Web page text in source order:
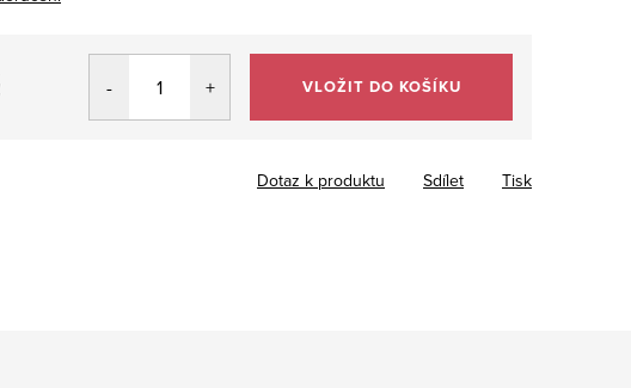
VLOŽIT DO KOŠÍKU
Tisk
Dotaz k produktu Sdílet